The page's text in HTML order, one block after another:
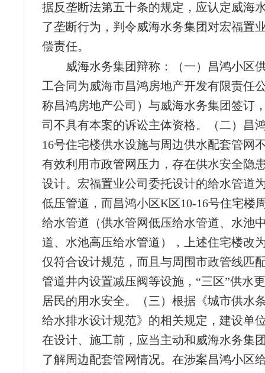
据反垄断法第五十条的规定，应认定威海
了垄断行为，判令威海水务集团对宏福置
偿责任。
威海水务集团辩称：（一）昌鸿小区
工合同为威海市昌鸿房地产开发有限责任
称昌鸿房地产公司）与威海水务集团签订
司不具有本案的诉讼主体资格。（二）昌
16号住宅楼供水设施与周边供水配套管网
有效利用市政管网压力，存在供水安全隐
设计。宏福置业公司委托设计的给水管道
低压管道，而昌鸿小区K区10-16号住宅楼
给水管道（供水管网低压给水管道、水池
道、水池高压给水管道），上述住宅楼改
仅符合设计规范，而且与周围市政管线匹
管道井内设置减压阀等设施，“三区”供水
居民的用水安全。（三）根据《城市供水
给水排水设计规范》的相关规定，建设单
在设计、施工前，应当主动和威海水务集
了解周边配套管网情况。在涉案昌鸿小区